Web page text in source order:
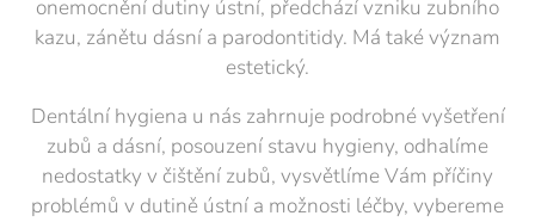
onemocnění dutiny ústní, předchází vzniku zubního
kazu, zánětu dásní a parodontitidy. Má také význam
estetický.
Dentální hygiena u nás zahrnuje podrobné vyšetření
zubů a dásní, posouzení stavu hygieny, odhalíme
nedostatky v čištění zubů, vysvětlíme Vám příčiny
problémů v dutině ústní a možnosti léčby, vybereme